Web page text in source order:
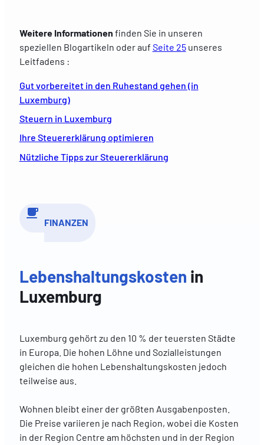
Weitere Informationen finden Sie in unseren
speziellen Blogartikeln oder auf Seite 25 unseres
Leitfadens :
Gut vorbereitet in den Ruhestand gehen (in
Luxemburg)
Steuern in Luxemburg
Ihre Steuererklärung optimieren
Nützliche Tipps zur Steuererklärung
FINANZEN
Lebenshaltungskosten in
Luxemburg
Luxemburg gehört zu den 10 % der teuersten Städte
in Europa. Die hohen Löhne und Sozialleistungen
gleichen die hohen Lebenshaltungskosten jedoch
teilweise aus.
Wohnen bleibt einer der größten Ausgabenposten.
Die Preise variieren je nach Region, wobei die Kosten
in der Region Centre am höchsten und in der Region